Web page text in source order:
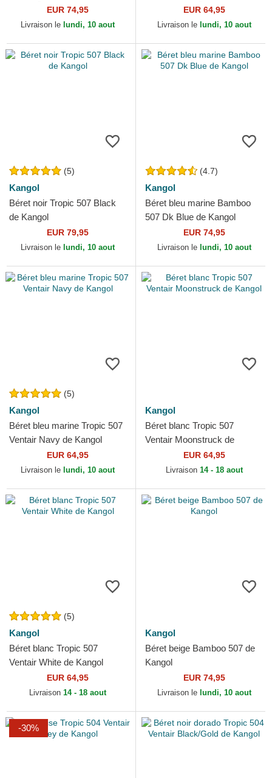
EUR 74,95
Livraison le lundi, 10 aout
EUR 64,95
Livraison le lundi, 10 aout
(5)
Kangol
Béret noir Tropic 507 Black
de Kangol
EUR 79,95
Livraison le lundi, 10 aout
(4.7)
Kangol
Béret bleu marine Bamboo
507 Dk Blue de Kangol
EUR 74,95
Livraison le lundi, 10 aout
(5)
Kangol
Béret bleu marine Tropic 507
Ventair Navy de Kangol
EUR 64,95
Livraison le lundi, 10 aout
Kangol
Béret blanc Tropic 507
Ventair Moonstruck de
EUR 64,95
Livraison 14 - 18 aout
(5)
Kangol
Béret blanc Tropic 507
Ventair White de Kangol
EUR 64,95
Livraison 14 - 18 aout
Kangol
Béret beige Bamboo 507 de
Kangol
EUR 74,95
Livraison le lundi, 10 aout
-30%